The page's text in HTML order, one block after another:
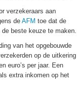
verzekeraars aan
de AFM toe dat de
de beste keuze te maken.
van het opgebouwde
op de uitkering
euro’s per jaar. Een
extra inkomen op het